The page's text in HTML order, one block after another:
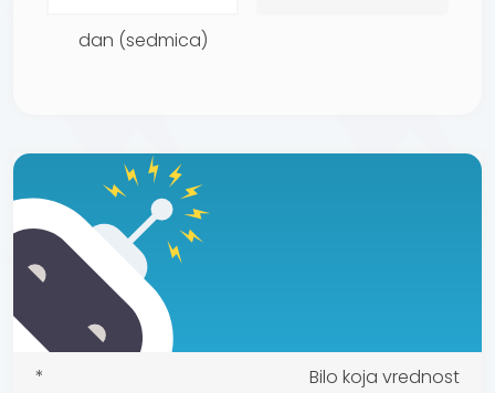
dan (sedmica)
*
Bilo koja vrednost